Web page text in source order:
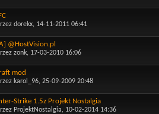
dorekx, 14-11-2011 06:41
@HostVision.pl
zonk, 17-03-2010 16:06
mod
karol_96, 25-09-2009 20:48
Strike 1.5z Projekt Nostalgia
ProjektNostalgia, 10-02-2014 14:36